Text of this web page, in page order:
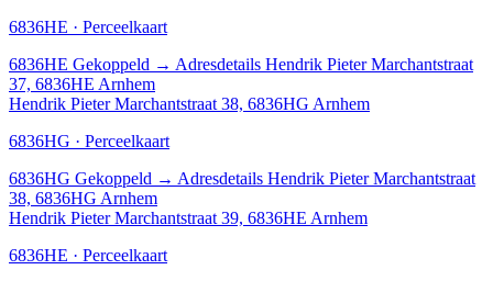
6836HE · Perceelkaart
6836HE Gekoppeld → Adresdetails Hendrik Pieter Marchantstraat
37, 6836HE Arnhem
Hendrik Pieter Marchantstraat 38, 6836HG Arnhem
6836HG · Perceelkaart
6836HG Gekoppeld → Adresdetails Hendrik Pieter Marchantstraat
38, 6836HG Arnhem
Hendrik Pieter Marchantstraat 39, 6836HE Arnhem
6836HE · Perceelkaart